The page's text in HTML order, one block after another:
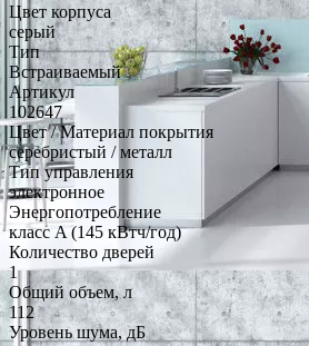
Цвет корпуса
серый
Тип
Встраиваемый
Артикул
102647
Цвет / Материал покрытия
серебристый / металл
Тип управления
электронное
Энергопотребление
класс A (145 кВтч/год)
Количество дверей
1
Общий объем, л
112
Уровень шума, дБ